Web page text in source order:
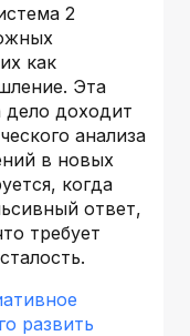
2
как
Эта
дело доходит
анализа
в новых
когда
ответ,
требует
развить